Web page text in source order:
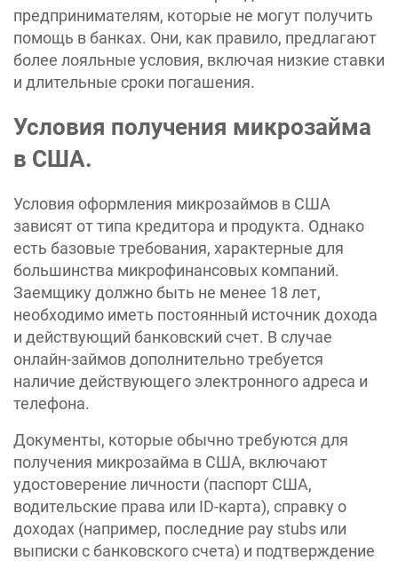
предпринимателям, которые не могут получить
помощь в банках. Они, как правило, предлагают
более лояльные условия, включая низкие ставки
и длительные сроки погашения.
Условия получения микрозайма
в США.
Условия оформления микрозаймов в США
зависят от типа кредитора и продукта. Однако
есть базовые требования, характерные для
большинства микрофинансовых компаний.
Заемщику должно быть не менее 18 лет,
необходимо иметь постоянный источник дохода
и действующий банковский счет. В случае
онлайн-займов дополнительно требуется
наличие действующего электронного адреса и
телефона.
Документы, которые обычно требуются для
получения микрозайма в США, включают
удостоверение личности (паспорт США,
водительские права или ID-карта), справку о
доходах (например, последние pay stubs или
выписки с банковского счета) и подтверждение